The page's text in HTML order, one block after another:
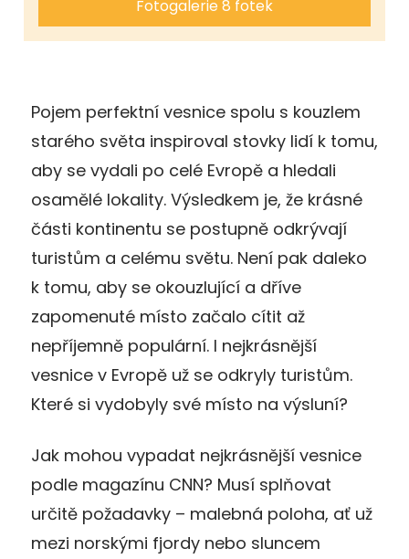
Fotogalerie 8 fotek
Pojem perfektní vesnice spolu s kouzlem
starého světa inspiroval stovky lidí k tomu,
aby se vydali po celé Evropě a hledali
osamělé lokality. Výsledkem je, že krásné
části kontinentu se postupně odkrývají
turistům a celému světu. Není pak daleko
k tomu, aby se okouzlující a dříve
zapomenuté místo začalo cítit až
nepříjemně populární. I nejkrásnější
vesnice v Evropě už se odkryly turistům.
Které si vydobyly své místo na výsluní?
Jak mohou vypadat nejkrásnější vesnice
podle magazínu CNN? Musí splňovat
určitě požadavky – malebná poloha, ať už
mezi norskými fjordy nebo sluncem